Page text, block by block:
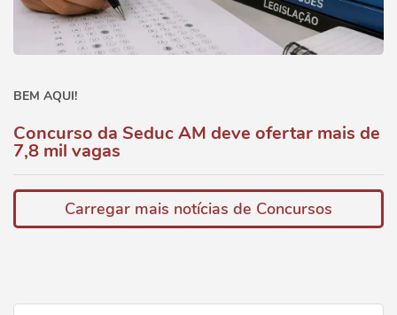
BEM AQUI!
Concurso da Seduc AM deve ofertar mais de
7,8 mil vagas
Carregar mais notícias de Concursos